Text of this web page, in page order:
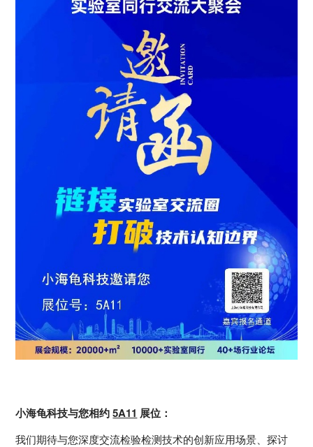
小海龟科技与您相约5A11 展位：
我们期待与您深度交流检验检测技术的创新应用场景、探讨